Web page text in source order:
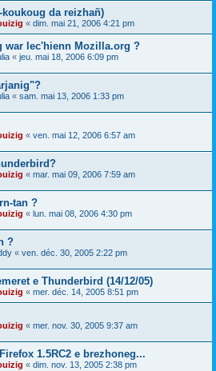
da reizhañ)
« dim. mai 21, 2006 4:21 pm
war lec'hienn Mozilla.org ?
« jeu. mai 18, 2006 6:09 pm
« sam. mai 13, 2006 1:33 pm
« ven. mai 12, 2006 6:57 am
« mar. mai 09, 2006 7:59 am
tan ?
« lun. mai 08, 2006 4:30 pm
?
« ven. déc. 30, 2005 2:22 pm
e Thunderbird (14/12/05)
« mer. déc. 14, 2005 8:51 pm
« mer. nov. 30, 2005 9:37 am
1.5RC2 e brezhoneg...
« dim. nov. 13, 2005 2:38 pm